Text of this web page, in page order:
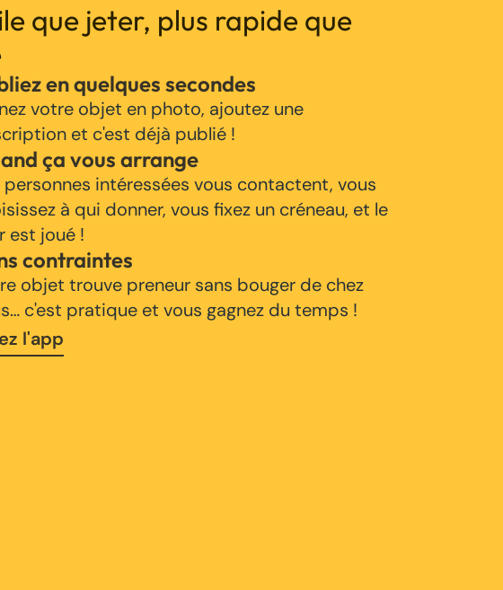
que jeter, plus rapide que
en quelques secondes
votre objet en photo, ajoutez une
et c'est déjà publié !
ça vous arrange
personnes intéressées vous contactent, vous
à qui donner, vous fixez un créneau, et le
est joué !
contraintes
objet trouve preneur sans bouger de chez
c'est pratique et vous gagnez du temps !
l'app